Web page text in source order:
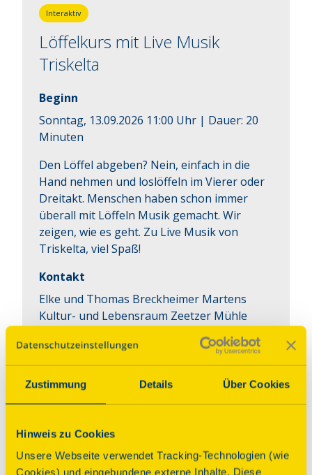
Zustimmung Details Über Cookies
Hinweis zu Cookies
Unsere Webseite verwendet Tracking-Technologien (wie
Cookies) und eingebundene externe Inhalte. Diese
Interaktiv
Löffelkurs mit Live Musik
Triskelta
Beginn
Sonntag, 13.09.2026 11:00 Uhr | Dauer: 20
Minuten
Den Löffel abgeben? Nein, einfach in die
Hand nehmen und loslöffeln im Vierer oder
Dreitakt. Menschen haben schon immer
überall mit Löffeln Musik gemacht. Wir
zeigen, wie es geht. Zu Live Musik von
Triskelta, viel Spaß!
Kontakt
Elke und Thomas Breckheimer Martens
Kultur- und Lebensraum Zeetzer Mühle
zeetzermuehle@posteo.de
Lehmsteine selber machen wie